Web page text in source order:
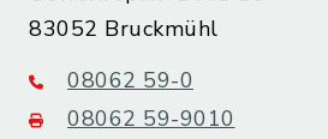
83052 Bruckmühl
08062 59-0
08062 59-9010